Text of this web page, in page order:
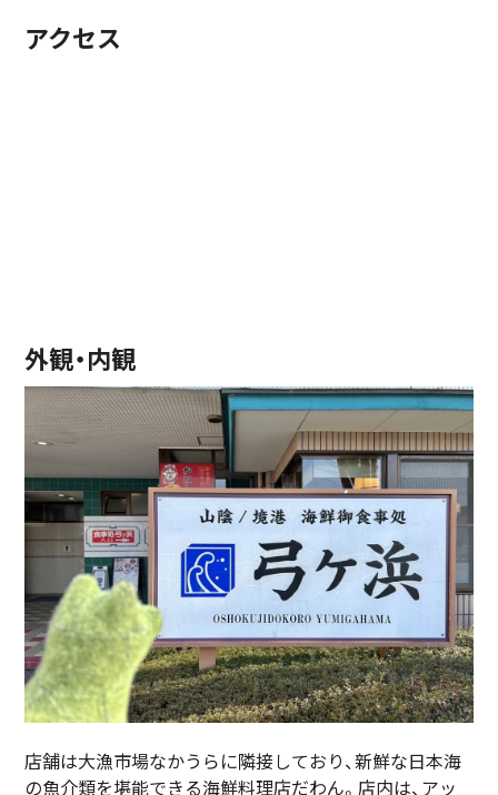
アクセス
外観・内観
店舗は大漁市場なかうらに隣接しており、新鮮な日本海
の魚介類を堪能できる海鮮料理店だわん。店内は、アッ